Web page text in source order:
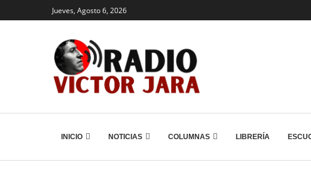
Jueves, Agosto 6, 2026
INICIO NOTICIAS COLUMNAS LIBRERÍA